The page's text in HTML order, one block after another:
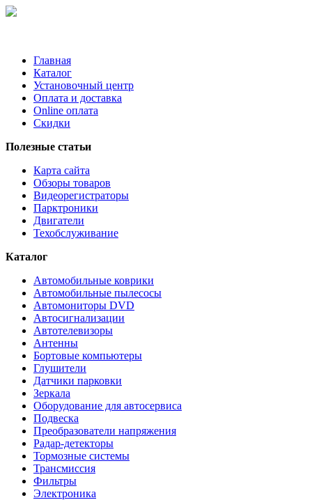
Главная
Каталог
Установочный центр
Оплата и доставка
Online оплата
Скидки
Полезные статьи
Карта сайта
Обзоры товаров
Видеорегистраторы
Парктроники
Двигатели
Техобслуживание
Каталог
Автомобильные коврики
Автомобильные пылесосы
Автомониторы DVD
Автосигнализации
Автотелевизоры
Антенны
Бортовые компьютеры
Глушители
Датчики парковки
Зеркала
Оборудование для автосервиса
Подвеска
Преобразователи напряжения
Радар-детекторы
Тормозные системы
Трансмиссия
Фильтры
Электроника